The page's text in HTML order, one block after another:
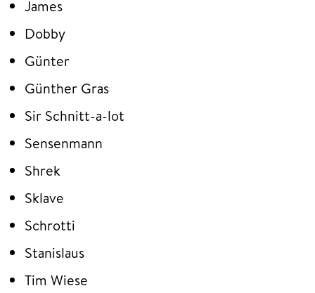
James
Dobby
Günter
Günther Gras
Sir Schnitt-a-lot
Sensenmann
Shrek
Sklave
Schrotti
Stanislaus
Tim Wiese